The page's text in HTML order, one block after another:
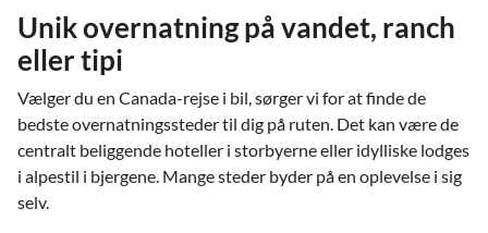
Unik overnatning på vandet, ranch
eller tipi
Vælger du en Canada-rejse i bil, sørger vi for at finde de
bedste overnatningssteder til dig på ruten. Det kan være de
centralt beliggende hoteller i storbyerne eller idylliske lodges
i alpestil i bjergene. Mange steder byder på en oplevelse i sig
selv.